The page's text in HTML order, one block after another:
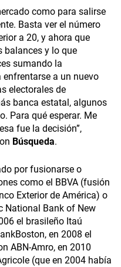
como para salirse
Basta ver el número
a 20, y ahora que
balances y lo que
sumando la
a un nuevo
electorales de
banca estatal, algunos
Para qué esperar. Me
fue la decisión”,
Búsqueda.
por fusionarse o
como el BBVA (fusión
Exterior de América) o
National Bank of New
el brasileño Itaú
en 2008 el
ABN-Amro, en 2010
(que en 2004 había